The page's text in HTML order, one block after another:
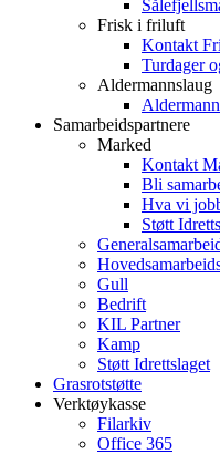
Frisk i friluft
Kontakt
Turdager
Aldermannslaug
Samarbeidspartnere
Marked
Kontakt
Bli
Hva vi
Støtt
Gull
Bedrift
KIL Partner
Kamp
Støtt Idrettslaget
Grasrotstøtte
Verktøykasse
Filarkiv
Office 365